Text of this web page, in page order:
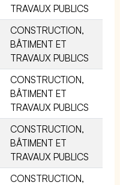
TRAVAUX PUBLICS
CONSTRUCTION,
BÂTIMENT ET
TRAVAUX PUBLICS
CONSTRUCTION,
BÂTIMENT ET
TRAVAUX PUBLICS
CONSTRUCTION,
BÂTIMENT ET
TRAVAUX PUBLICS
CONSTRUCTION,